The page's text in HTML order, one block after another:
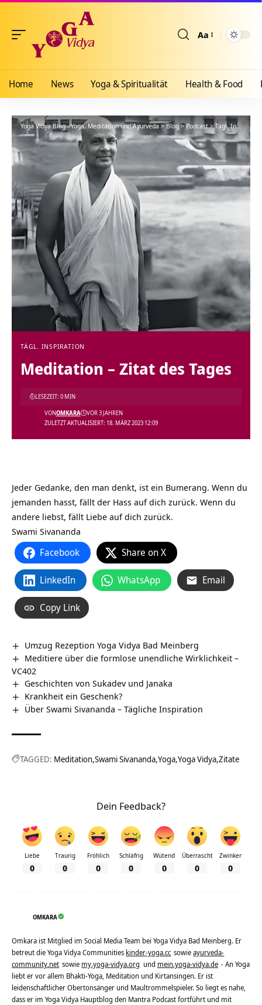
Aa
Home News Yoga & Spiritualität Health & Food
Yoga Vidya Blog - Yoga, Meditation und Ayurveda>Blog >Podcast>Tägl. Inspiration
TÄGL. INSPIRATION
Meditation – Zitat des Tages
ZULETZT AKTUALISIERT: 18. MÄRZ 2023 12:09
VONOMKARA VOR 3 JAHREN
LESEZEIT: 0 MIN
Jeder Gedanke, den man denkt, ist ein Bumerang. Wenn du
jemanden hasst, fällt der Hass auf dich zurück. Wenn du
andere liebst, fällt Liebe auf dich zurück.
Swami Sivananda
Facebook Share on X
LinkedIn WhatsApp Email
Copy Link
Umzug Rezeption Yoga Vidya Bad Meinberg
Meditiere über die formlose unendliche Wirklichkeit –
VC402
Geschichten von Sukadev und Janaka
Krankheit ein Geschenk?
Über Swami Sivananda – Tägliche Inspiration
TAGGED: Meditation Swami Sivananda Yoga Yoga Vidya Zitate
Dein Feedback?
Liebe
0
Traurig
0
Fröhlich
0
Schläfrig
0
Wütend
0
Überrascht
0
Zwinker
0
OMKARA
Omkara ist Mitglied im Social Media Team bei Yoga Vidya Bad Meinberg. Er
betreut die Yoga Vidya Communities kinder-yoga.cc sowieayurveda-
community.net sowie my.yoga-vidya.org und mein.yoga-vidya.de - An Yoga
liebt er vor allem Bhakti-Yoga, Meditation und Kirtansingen. Er ist
leidenschaftlicher Obertonsänger und Maultrommelspieler. So liegt es nahe,
dass er im Yoga Vidya Hauptblog den Mantra Podcast fortführt und mit